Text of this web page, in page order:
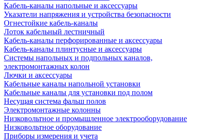
Кабель-каналы напольные и аксессуары
Указатели напряжения и устройства безопасности
Огнестойкие кабель-каналы
Лоток кабельный лестничный
Кабель-каналы перфорированные и аксессуары
Кабель-каналы плинтусные и аксессуары
Системы напольных и подпольных каналов,
электромонтажных колон
Лючки и аксессуары
Кабельные каналы напольной установки
Кабельные каналы для установки под полом
Несущая система фальш полов
Электромонтажные колонны
Низковольтное и промышленное электрооборудование
Низковольтное оборудование
Приборы измерения и учета